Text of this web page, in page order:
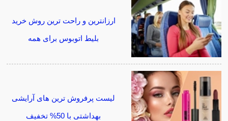
ارزانترین و راحت ترین روش خرید
بلیط اتوبوس برای همه
لیست پرفروش ترین های آرایشی
بهداشتی با 50% تخفیف